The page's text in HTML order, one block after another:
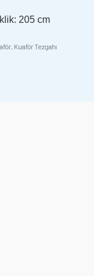
205 cm
, Kuaför Tezgahı